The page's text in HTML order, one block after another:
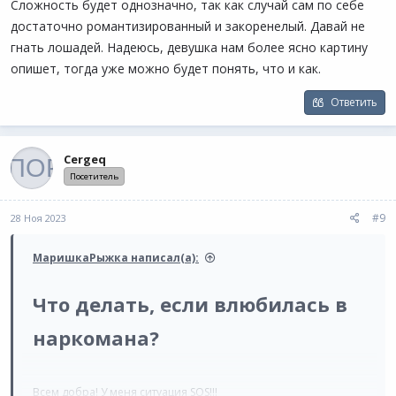
употребления, а с другой он такой душка. Помогите, плииизз!​
А то как же - ьворческие люди, и травку ритуальную
покуривают - это же так круто, по-взрослому и так запретно. -
Это про ложные бесстрашие и силу , наверное.
Но в такой среде трава - не наркотик. И вот с этим будет самая
сложность.
Сложность будет однозначно, так как случай сам по себе
достаточно романтизированный и закоренелый. Давай не
гнать лошадей. Надеюсь, девушка нам более ясно картину
опишет, тогда уже можно будет понять, что и как.
Ответить
Cergeq
Посетитель
28 Ноя 2023 #9
МаришкаРыжка написал(а):
Что делать, если влюбилась в
наркомана?
Всем добра! У меня ситуация SOS!!!